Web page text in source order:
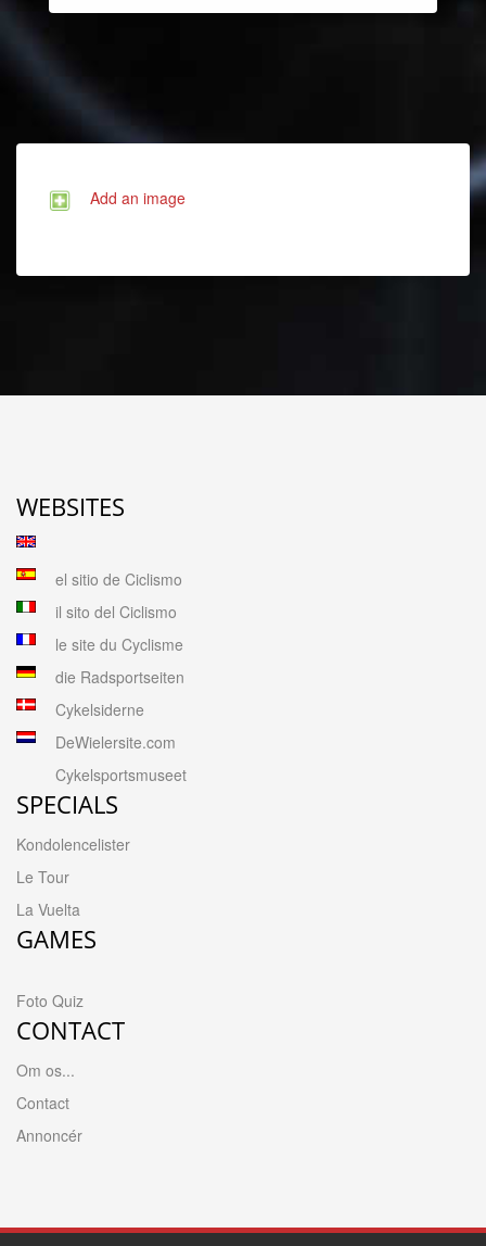
Add an image
WEBSITES
el sitio de Ciclismo
il sito del Ciclismo
le site du Cyclisme
die Radsportseiten
Cykelsiderne
DeWielersite.com
Cykelsportsmuseet
SPECIALS
Kondolencelister
Le Tour
La Vuelta
GAMES
Foto Quiz
CONTACT
Om os...
Contact
Annoncér